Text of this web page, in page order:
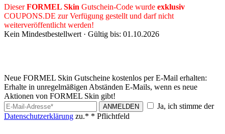
DieserFORMEL Skin Gutschein-Code wurde exklusiv
COUPONS.DE zur Verfügung gestellt und darf nicht
weiterveröffentlicht werden!
Kein Mindestbestellwert · Gültig bis: 01.10.2026
Neue FORMEL Skin Gutscheine kostenlos per E-Mail erhalten:
Erhalte in unregelmäßigen Abständen E-Mails, wenn es neue
Aktionen von FORMEL Skin gibt!
ANMELDEN
Ja, ich stimme der
Datenschutzerklärung zu.* * Pflichtfeld